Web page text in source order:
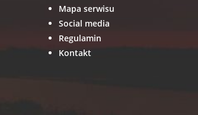
Mapa serwisu
Social media
Regulamin
Kontakt